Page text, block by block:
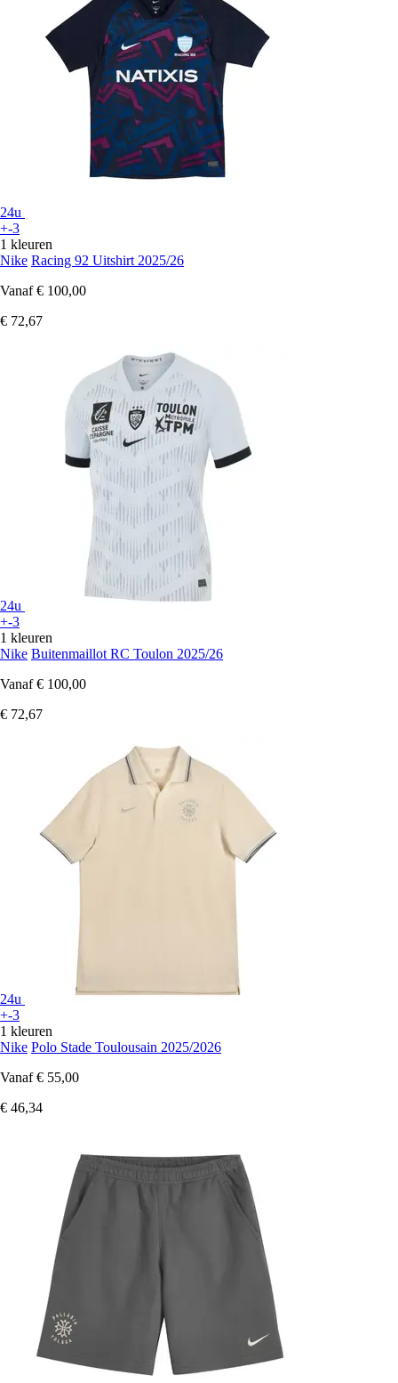
24u
+-3
1 kleuren
Nike Racing 92 Uitshirt 2025/26
Vanaf € 100,00
€ 72,67
24u
+-3
1 kleuren
Nike Buitenmaillot RC Toulon 2025/26
Vanaf € 100,00
€ 72,67
24u
+-3
1 kleuren
Nike Polo Stade Toulousain 2025/2026
Vanaf € 55,00
€ 46,34